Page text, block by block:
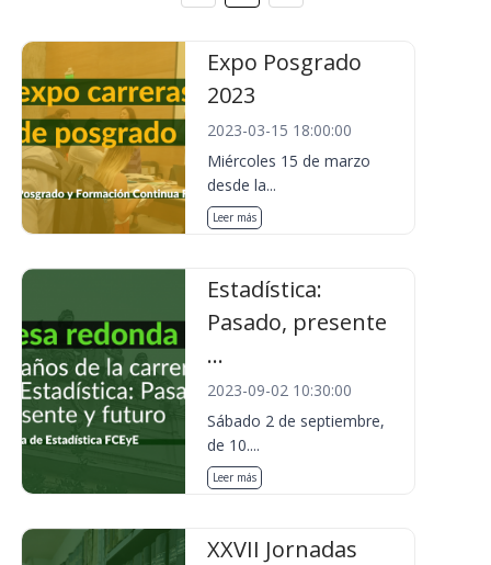
Expo Posgrado
2023
2023-03-15 18:00:00
Miércoles 15 de marzo
desde la...
Leer más
Estadística:
Pasado, presente
...
2023-09-02 10:30:00
Sábado 2 de septiembre,
de 10....
Leer más
XXVII Jornadas